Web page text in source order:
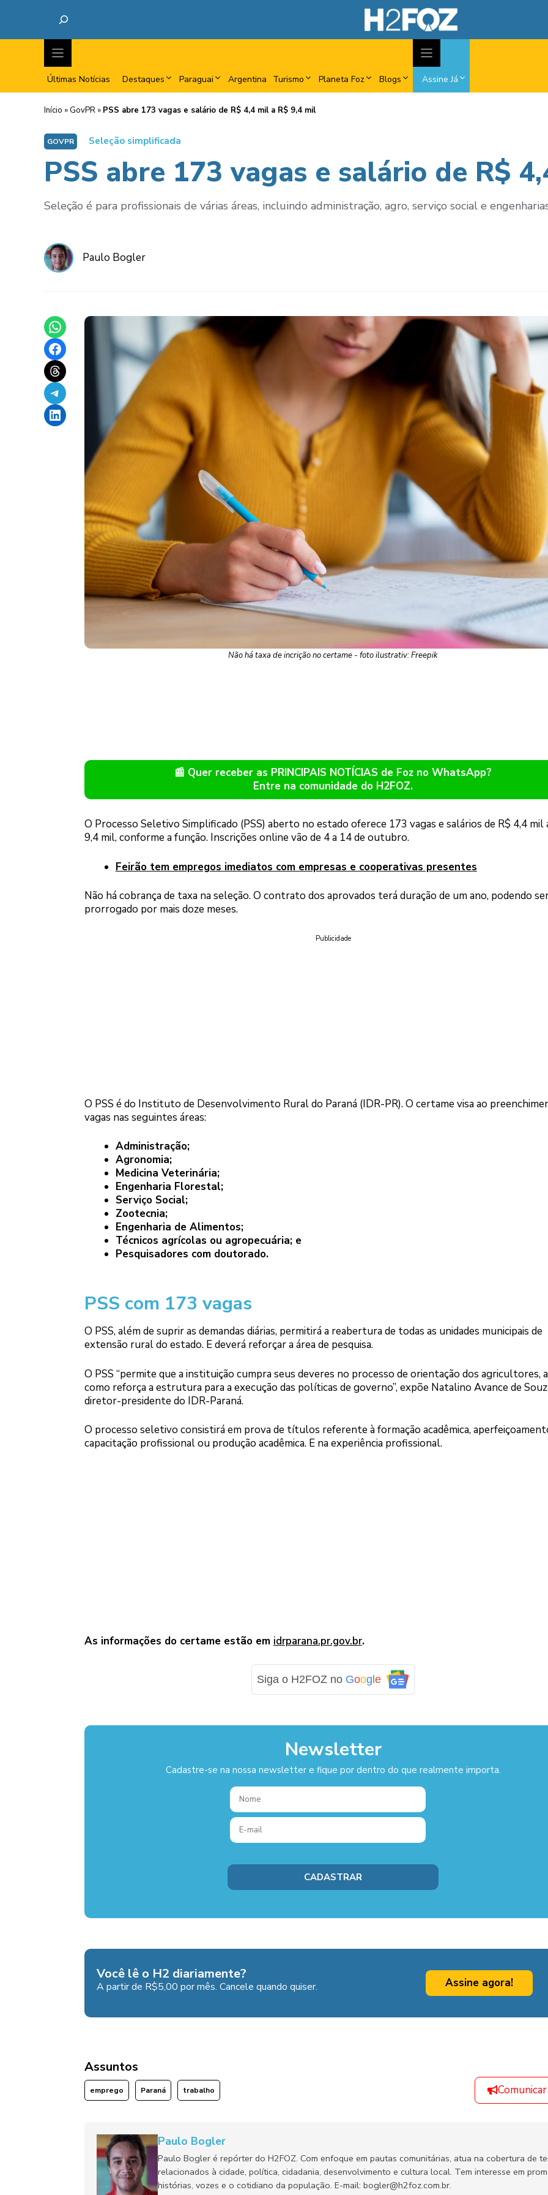
Últimas Notícias Destaques Paraguai Argentina Turismo Planeta Foz Blogs Assine Já
Início » GovPR » PSS abre 173 vagas e salário de R$ 4,4 mil a R$ 9,4 mil
GOVPR Seleção simplificada
PSS abre 173 vagas e salário de R$
Seleção é para profissionais de várias áreas, incluindo administração, agro, serviço social e
Paulo Bogler
Share on WhatsApp
Share on Facebook
Share on Threads
Share on Telegram
Share on LinkedIn
Não há taxa de incrição no certame - foto ilustrativ: Freepik
📰 Quer receber as PRINCIPAIS NOTÍCIAS de Foz no WhatsApp?
Entre na comunidade do H2FOZ.
O Processo Seletivo Simplificado (PSS) aberto no estado oferece 173 vagas e salários de R$ 4,4 mil
9,4 mil, conforme a função. Inscrições online vão de 4 a 14 de outubro.
Feirão tem empregos imediatos com empresas e cooperativas presentes
Não há cobrança de taxa na seleção. O contrato dos aprovados terá duração de um ano, podendo
prorrogado por mais doze meses.
Publicidade
O PSS é do Instituto de Desenvolvimento Rural do Paraná (IDR-PR). O certame visa ao
vagas nas seguintes áreas:
Administração;
Agronomia;
Medicina Veterinária;
Engenharia Florestal;
Serviço Social;
Zootecnia;
Engenharia de Alimentos;
Técnicos agrícolas ou agropecuária; e
Pesquisadores com doutorado.
PSS com 173 vagas
O PSS, além de suprir as demandas diárias, permitirá a reabertura de todas as unidades municipais de
extensão rural do estado. E deverá reforçar a área de pesquisa.
O PSS “permite que a instituição cumpra seus deveres no processo de orientação dos agricultores,
como reforça a estrutura para a execução das políticas de governo”, expõe Natalino Avance de
diretor-presidente do IDR-Paraná.
O processo seletivo consistirá em prova de títulos referente à formação acadêmica,
capacitação profissional ou produção acadêmica. E na experiência profissional.
As informações do certame estão em idrparana.pr.gov.br.
Siga o H2FOZ no Google
Newsletter
Cadastre-se na nossa newsletter e fique por dentro do que realmente importa.
Você lê o H2 diariamente?
A partir de R$5,00 por mês. Cancele quando quiser. Assine agora!
Assuntos
emprego Paraná trabalho
Paulo Bogler
Paulo Bogler é repórter do H2FOZ. Com enfoque em pautas comunitárias, atua na cobertura de
relacionados à cidade, política, cidadania, desenvolvimento e cultura local. Tem interesse em
histórias, vozes e o cotidiano da população. E-mail: bogler@h2foz.com.br.